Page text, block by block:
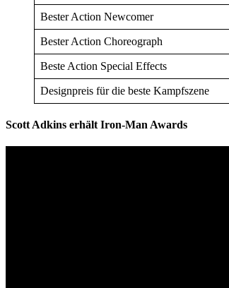
Bester Action Newcomer
Bester Action Choreograph
Beste Action Special Effects
Designpreis für die beste Kampfszene
Scott Adkins erhält Iron-Man Awards